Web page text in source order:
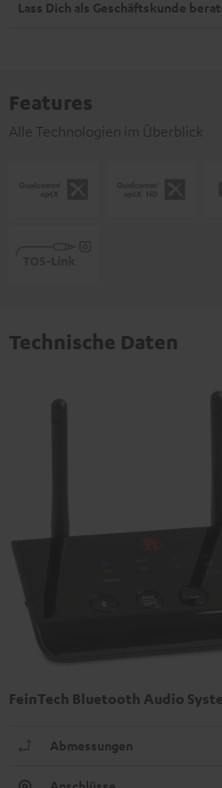
Lass Dich als Geschäftskunde
Features
Alle Technologien im Überblick
Technische Daten
FeinTech Bluetooth Audio
Abmessungen